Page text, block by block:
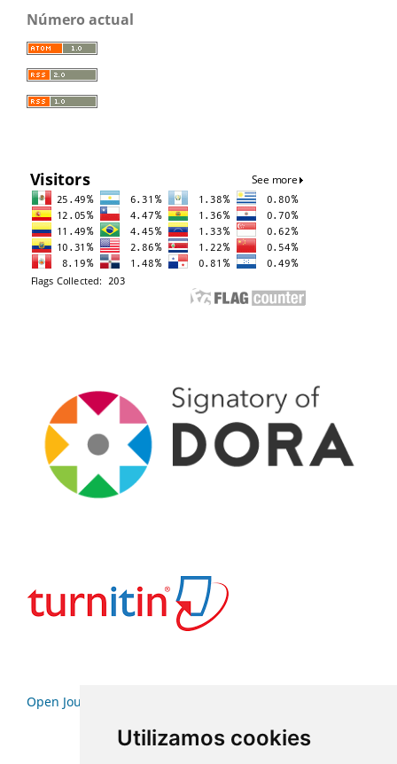
Utilizamos cookies
Número actual
Open Journal Systems